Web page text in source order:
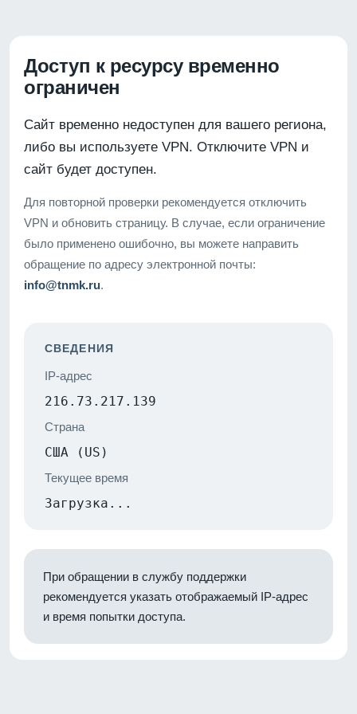
Доступ к ресурсу временно
ограничен
Сайт временно недоступен для вашего региона,
либо вы используете VPN. Отключите VPN и
сайт будет доступен.
Для повторной проверки рекомендуется отключить
VPN и обновить страницу. В случае, если ограничение
было применено ошибочно, вы можете направить
обращение по адресу электронной почты:
info@tnmk.ru.
СВЕДЕНИЯ
IP-адрес
216.73.217.139
Страна
США (US)
Текущее время
Загрузка...
При обращении в службу поддержки
рекомендуется указать отображаемый IP-адрес
и время попытки доступа.